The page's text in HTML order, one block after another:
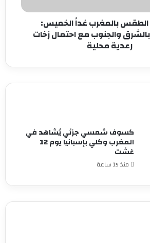
بالمغرب غداً الخميس:
بالشرق والجنوب مع احتمال زخات
رعدية محلية
كسوف شمسي جزئي يُشاهد في
المغرب وكلي بإسبانيا يوم 12
غشت
منذ 15 ساعة